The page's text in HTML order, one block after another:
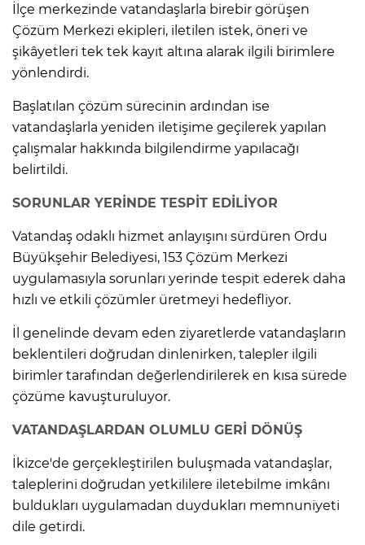
İlçe merkezinde vatandaşlarla birebir görüşen
Çözüm Merkezi ekipleri, iletilen istek, öneri ve
şikâyetleri tek tek kayıt altına alarak ilgili birimlere
yönlendirdi.
Başlatılan çözüm sürecinin ardından ise
vatandaşlarla yeniden iletişime geçilerek yapılan
çalışmalar hakkında bilgilendirme yapılacağı
belirtildi.
SORUNLAR YERİNDE TESPİT EDİLİYOR
Vatandaş odaklı hizmet anlayışını sürdüren Ordu
Büyükşehir Belediyesi, 153 Çözüm Merkezi
uygulamasıyla sorunları yerinde tespit ederek daha
hızlı ve etkili çözümler üretmeyi hedefliyor.
İl genelinde devam eden ziyaretlerde vatandaşların
beklentileri doğrudan dinlenirken, talepler ilgili
birimler tarafından değerlendirilerek en kısa sürede
çözüme kavuşturuluyor.
VATANDAŞLARDAN OLUMLU GERİ DÖNÜŞ
İkizce'de gerçekleştirilen buluşmada vatandaşlar,
taleplerini doğrudan yetkililere iletebilme imkânı
buldukları uygulamadan duydukları memnuniyeti
dile getirdi.